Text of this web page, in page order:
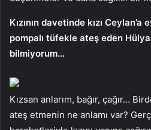
Kızının davetinde kızı
pompalı tüfekle ateş eden Hülya
bilmiyorum…
Kızsan anlarım, bağır, çağır…
ateş etmenin ne anlamı var?